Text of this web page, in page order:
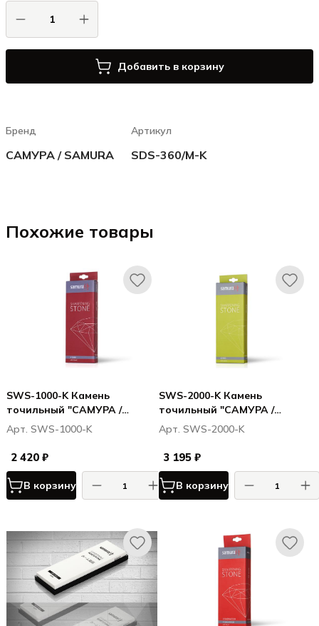
Добавить в корзину
Бренд
САМУРА / SAMURA
Артикул
SDS-360/M-K
Похожие товары
SWS-1000-K Камень
точильный "САМУРА /
SAMURA" водный
однослойный #1000
Арт. SWS-1000-K
2 420 ₽
В корзину
SWS-2000-K Камень
точильный "САМУРА /
SAMURA" водный
однослойный #2000
Арт. SWS-2000-K
3 195 ₽
В корзину